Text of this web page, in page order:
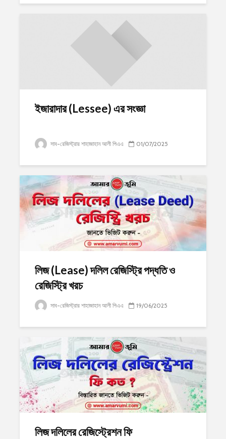
ইজারাদার (Lessee) এর সংজ্ঞা
সাব-রেজিস্ট্রার শাহাজাহান আলী পিএএ 01/07/2025
লিজ (Lease) দলিল রেজিস্ট্রি পদ্ধতি ও
রেজিস্ট্রি খরচ
সাব-রেজিস্ট্রার শাহাজাহান আলী পিএএ 19/06/2025
লিজ দলিলের রেজিস্ট্রেশন ফি